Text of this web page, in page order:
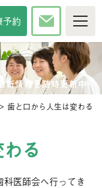
予約
ュー
新情報を随時更新中〜
歯と口から人生は変わる
る
医師会へ行ってき